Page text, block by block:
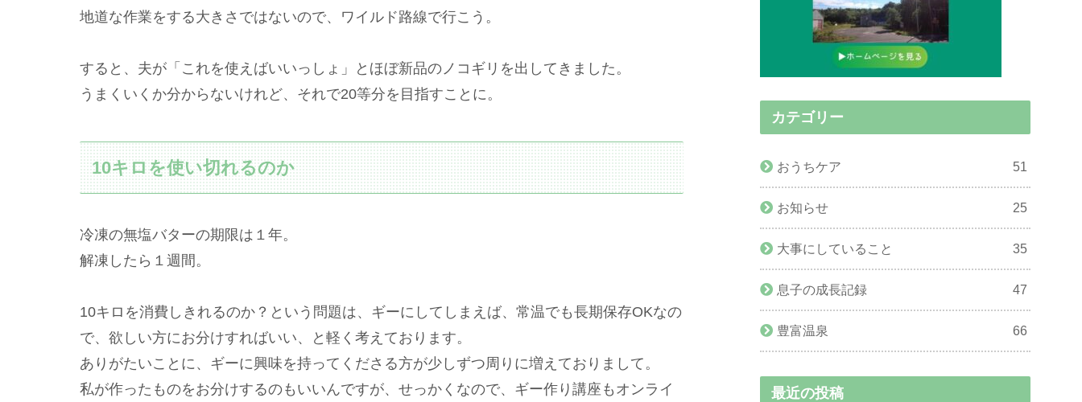
地道な作業をする大きさではないので、ワイルド路線で行こう。
すると、夫が「これを使えばいいっしょ」とほぼ新品のノコギリを出してきました。
うまくいくか分からないけれど、それで20等分を目指すことに。
10キロを使い切れるのか
冷凍の無塩バターの期限は１年。
解凍したら１週間。
10キロを消費しきれるのか？という問題は、ギーにしてしまえば、常温でも長期保存OKなの
で、欲しい方にお分けすればいい、と軽く考えております。
ありがたいことに、ギーに興味を持ってくださる方が少しずつ周りに増えておりまして。
私が作ったものをお分けするのもいいんですが、せっかくなので、ギー作り講座もオンライ
カテゴリー
おうちケア 51
お知らせ 25
大事にしていること 35
息子の成長記録 47
豊富温泉 66
最近の投稿